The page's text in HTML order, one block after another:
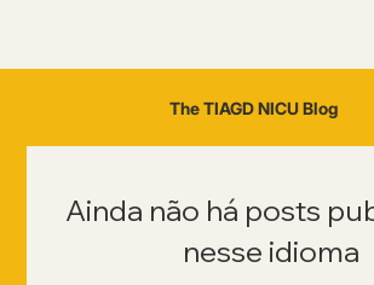
The TIAGD NICU Blog
Ainda não há posts
nesse idioma